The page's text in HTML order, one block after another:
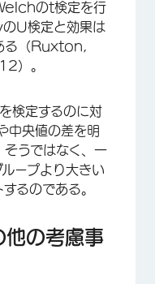
のt検定を行
U検定と効果は
る（Ruxton,
）。
検定するのに対
中央値の差を明
うではなく、一
ープより大きい
るのである。
の考慮事